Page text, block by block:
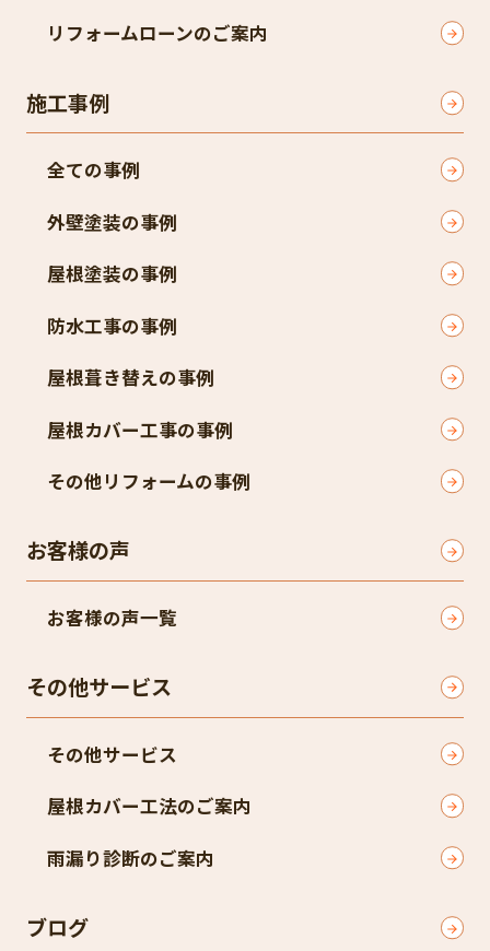
リフォームローンのご案内
施工事例
全ての事例
外壁塗装の事例
屋根塗装の事例
防水工事の事例
屋根葺き替えの事例
屋根カバー工事の事例
その他リフォームの事例
お客様の声
お客様の声一覧
その他サービス
その他サービス
屋根カバー工法のご案内
雨漏り診断のご案内
ブログ